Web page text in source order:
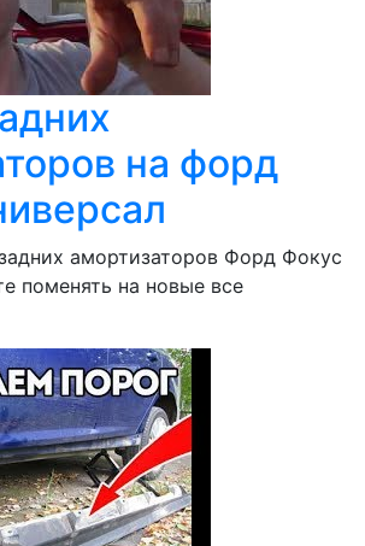
на форд
амортизаторов Форд Фокус
поменять на новые все